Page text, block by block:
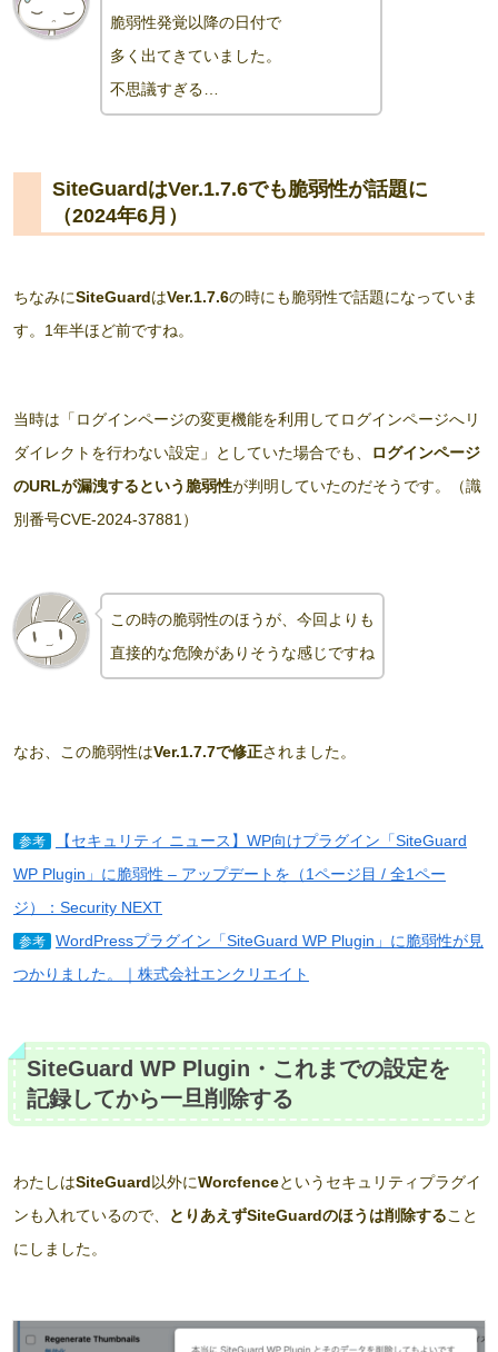
脆弱性発覚以降の日付で
多く出てきていました。
不思議すぎる…
SiteGuardはVer.1.7.6でも脆弱性が話題に
（2024年6月）
ちなみにSiteGuardはVer.1.7.6の時にも脆弱性で話題になっていま
す。1年半ほど前ですね。
当時は「ログインページの変更機能を利用してログインページへリ
ダイレクトを行わない設定」としていた場合でも、
ログインページ
のURLが漏洩するという脆弱性が判明していたのだそうです。（識
別番号CVE-2024-37881）
この時の脆弱性のほうが、今回よりも
直接的な危険がありそうな感じですね
なお、この脆弱性はVer.1.7.7で修正されました。
参考
【セキュリティ ニュース】WP向けプラグイン「SiteGuard
WP Plugin」に脆弱性 – アップデートを（1ページ目 / 全1ペー
ジ）：Security NEXT
参考
WordPressプラグイン「SiteGuard WP Plugin」に脆弱性が見
つかりました。｜株式会社エンクリエイト
SiteGuard WP Plugin・これまでの設定を
記録してから一旦削除する
わたしはSiteGuard以外にWorcfenceというセキュリティプラグイ
ンも入れているので、
とりあえずSiteGuardのほうは削除すること
にしました。